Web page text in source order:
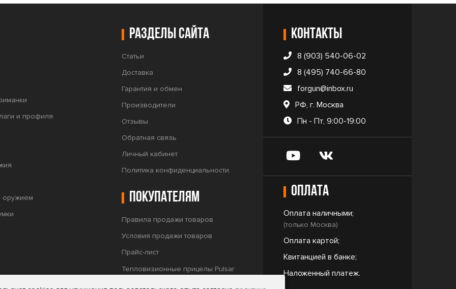
Контакты
8 (903) 540-06-02
8 (495) 740-66-80
forgun@inbox.ru
РФ, г. Москва
Пн - Пт, 9:00-19:00
Оплата
Оплата наличными;
(только Москва)
Оплата картой;
Квитанцией в банке;
Наложенный платеж.
и профиля
оружием
Разделы сайта
Статьи
Доставка
Гарантия и обмен
Производители
Отзывы
Обратная связь
Личный кабинет
Политика конфиденциальности
Покупателям
Правила продажи товаров
Условия продажи товаров
Прайс-лист
Тепловизионные прицелы Pulsar